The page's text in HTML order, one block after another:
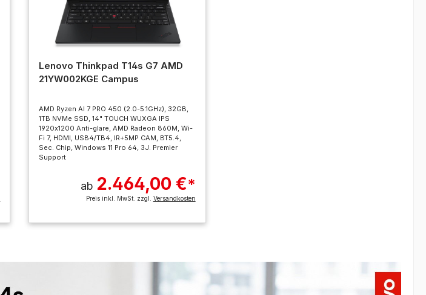
Lenovo Thinkpad T14s G7 AMD
21YW002KGE Campus
AMD Ryzen AI 7 PRO 450 (2.0-5.1GHz), 32GB,
1TB NVMe SSD, 14" TOUCH WUXGA IPS
1920x1200 Anti-glare, AMD Radeon 860M, Wi-
Fi 7, HDMI, USB4/TB4, IR+5MP CAM, BT5.4,
Sec. Chip, Windows 11 Pro 64, 3J. Premier
Support
ab 2.464,00 €*
Preis inkl. MwSt. zzgl. Versandkosten